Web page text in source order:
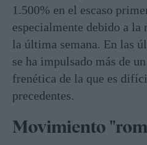
1.500% en el escaso
especialmente debido a
la última semana. En las
se ha impulsado más de
frenética de la que es
precedentes.
Movimiento